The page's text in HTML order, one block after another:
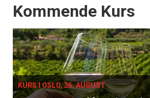
Events
Kommende Kurs
KURS I OSLO, 26. AUGUST